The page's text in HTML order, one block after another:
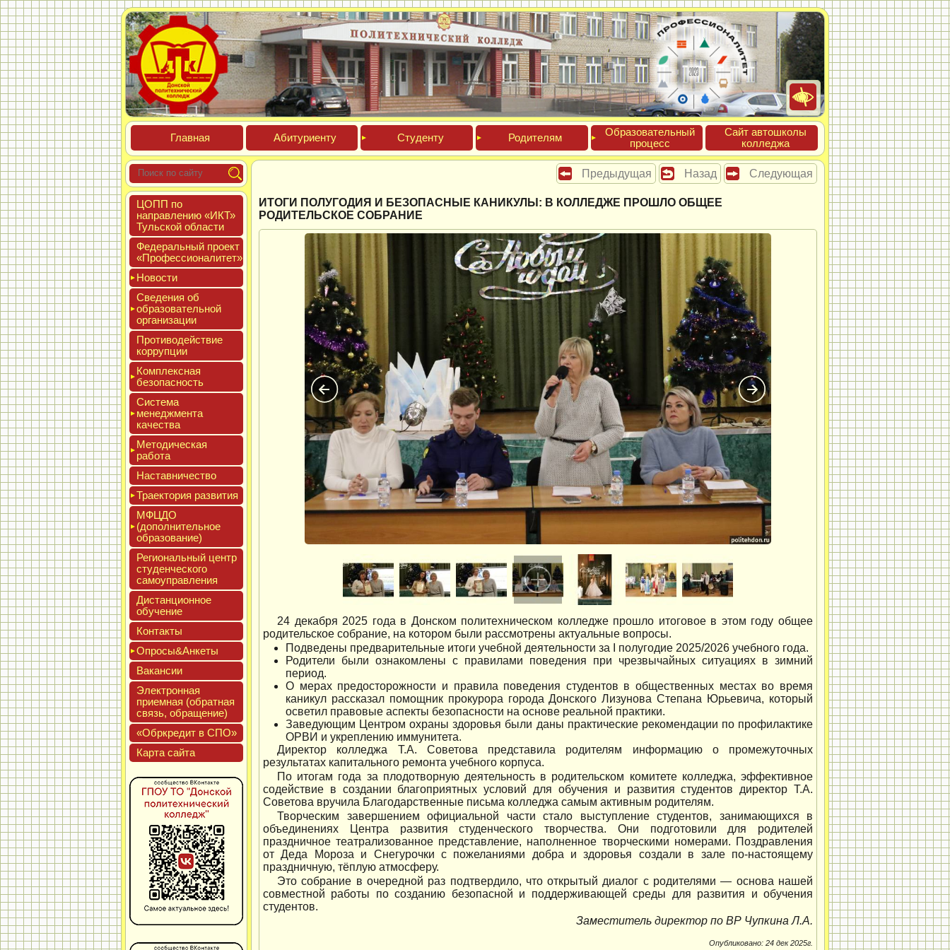
Глав­ная Аби­тури­ен­ту Сту­ден­ту Роди­телям
Обра­зова­тель­ный
про­цесс
Сайт ав­тошко­лы
кол­леджа
ЦОПП по
нап­равле­нию «ИКТ»
Туль­ской об­ласти
Феде­раль­ный про­ект
«Про­фес­си­она­литет»
Новос­ти
Све­дения об
об­ра­зова­тель­ной
ор­га­низа­ции
Про­тиво­дей­ствие
кор­рупции
Ком­плексная
бе­зопас­ность
Сис­те­ма
ме­нед­жмен­та
ка­чес­тва
Мето­дичес­кая
ра­бота
Нас­тавни­чес­тво
Тра­ек­то­рия раз­ви­тия
МФЦДО
(до­пол­ни­тель­ное
об­ра­зова­ние)
Реги­ональ­ный центр
сту­ден­ческо­го
са­мо­уп­равле­ния
Дис­танци­он­ное
обу­чение
Кон­такты
Опро­сы&Анке­ты
Вакан­сии
Элек­трон­ная
при­ем­ная (об­ратная
связь, об­ра­щение)
«Обркре­дит в СПО»
Кар­та сай­та
Предыдущая Назад Следующая
ИТОГИ ПОЛУГОДИЯ И БЕЗОПАСНЫЕ КАНИКУЛЫ: В КОЛЛЕДЖЕ ПРОШЛО ОБЩЕЕ
РОДИТЕЛЬСКОЕ СОБРАНИЕ
24 декабря 2025 года в Донском политехническом колледже прошло итоговое в этом году общее
родительское собрание, на котором были рассмотрены актуальные вопросы.
Подведены предварительные итоги учебной деятельности за I полугодие 2025/2026 учебного года.
Родители были ознакомлены с правилами поведения при чрезвычайных ситуациях в зимний
период.
О мерах предосторожности и правила поведения студентов в общественных местах во время
каникул рассказал помощник прокурора города Донского Лизунова Степана Юрьевича, который
осветил правовые аспекты безопасности на основе реальной практики.
Заведующим Центром охраны здоровья были даны практические рекомендации по профилактике
ОРВИ и укреплению иммунитета.
Директор колледжа Т.А. Советова представила родителям информацию о промежуточных
результатах капитального ремонта учебного корпуса.
По итогам года за плодотворную деятельность в родительском комитете колледжа, эффективное
содействие в создании благоприятных условий для обучения и развития студентов директор Т.А.
Советова вручила Благодарственные письма колледжа самым активным родителям.
Творческим завершением официальной части стало выступление студентов, занимающихся в
объединениях Центра развития студенческого творчества. Они подготовили для родителей
праздничное театрализованное представление, наполненное творческими номерами. Поздравления
от Деда Мороза и Снегурочки с пожеланиями добра и здоровья создали в зале по-настоящему
праздничную, тёплую атмосферу.
Это собрание в очередной раз подтвердило, что открытый диалог с родителями — основа нашей
совместной работы по созданию безопасной и поддерживающей среды для развития и обучения
студентов.
Заместитель директор по ВР Чупкина Л.А.
Опубликовано: 24 дек 2025г.